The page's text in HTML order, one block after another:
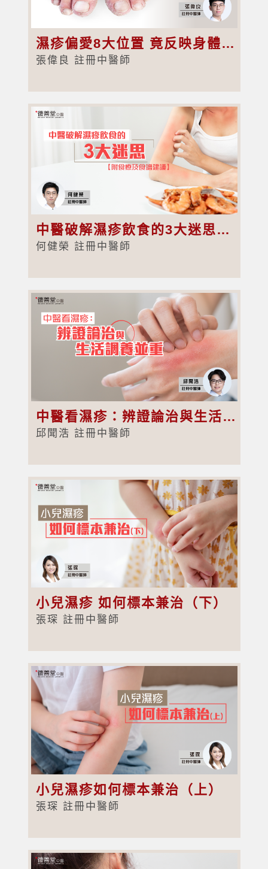
濕疹偏愛8大位置 竟反映身體有這幾類健康警號！
張偉良 註冊中醫師
中醫破解濕疹飲食的3大迷思【附食療及食譜建議】
何健榮 註冊中醫師
中醫看濕疹：辨證論治與生活調養並重
邱聞浩 註冊中醫師
小兒濕疹 如何標本兼治（下）
張琛 註冊中醫師
小兒濕疹如何標本兼治（上）
張琛 註冊中醫師